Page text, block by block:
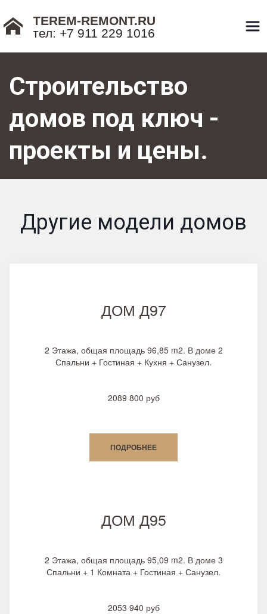
TEREM-REMONT.RU
тел: +7 911 229 1016
Строительство
домов под ключ -
проекты и цены.
Другие модели домов
ДОМ Д97
2 Этажа, общая площадь 96,85 m2. В доме 2
Спальни + Гостиная + Кухня + Санузел.
2089 800 руб
ПОДРОБНЕЕ
ДОМ Д95
2 Этажа, общая площадь 95,09 m2. В доме 3
Спальни + 1 Комната + Гостиная + Санузел.
2053 940 руб